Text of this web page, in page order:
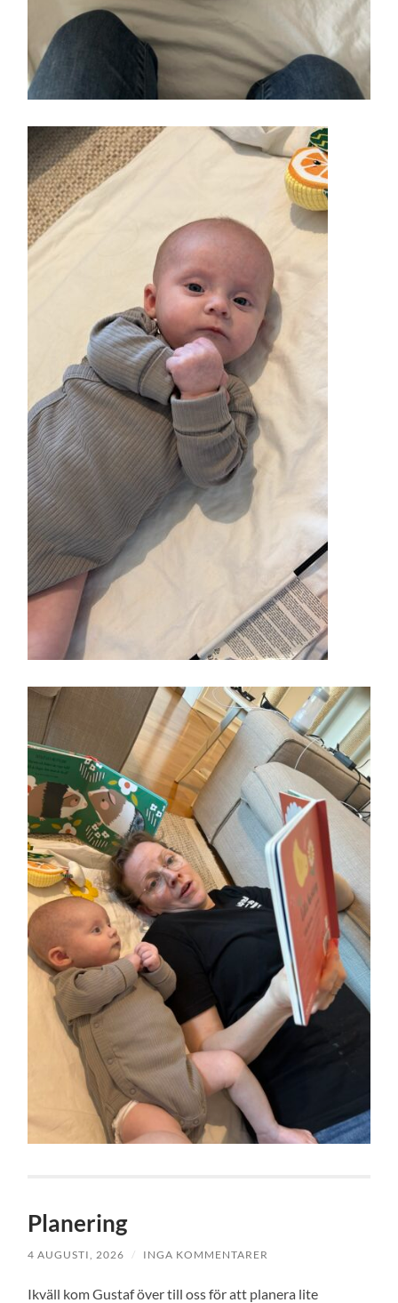
Planering
4 AUGUSTI, 2026 / INGA KOMMENTARER
Ikväll kom Gustaf över till oss för att planera lite